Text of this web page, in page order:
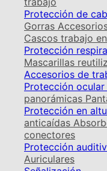
Protección de
Gorras
Cascos trabajo
Protección
Mascarillas
Accesorios de
Protección ocular
panorámicas
Protección en
anticaídas
conectores
Protección
Auriculares